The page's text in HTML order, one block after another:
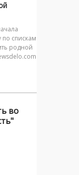
по спискам
родной
во